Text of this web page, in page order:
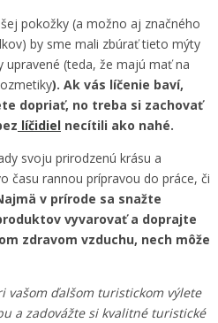
pokožky (a možno aj značného
by sme mali zbúrať tieto mýty
(teda, že majú mať na
). Ak vás líčenie baví,
dopriať, no treba si zachovať
líčidiel necítili ako nahé.
svoju prirodzenú krásu a
času rannou prípravou do práce, či
v prírode sa snažte
vyvarovať a doprajte
zdravom vzduchu, nech môže
vašom ďalšom turistickom výlete
a zadovážte si kvalitné turistické